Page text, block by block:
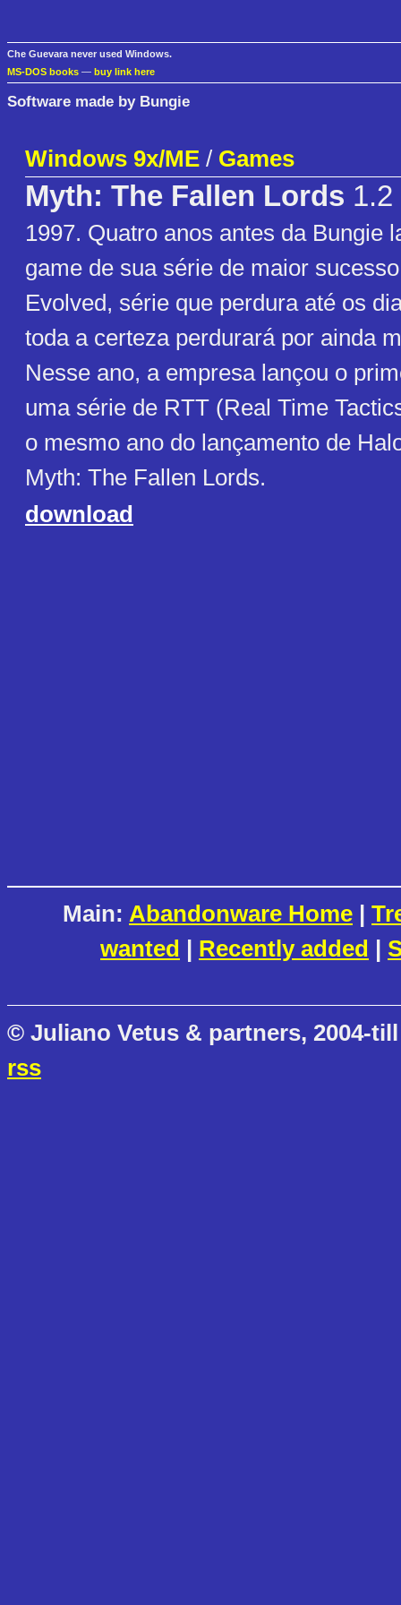
Che Guevara never used Windows.
MS-DOS books — buy link here
Software made by Bungie
Windows 9x/ME / Games
Myth: The Fallen Lords 1.2
1997. Quatro anos antes da Bungie
game de sua série de maior
Evolved, série que perdura até os
toda a certeza perdurará por ainda
Nesse ano, a empresa lançou o
uma série de RTT (Real Time
o mesmo ano do lançamento de
Myth: The Fallen Lords.
download
Main: Abandonware Home |
wanted | Recently added |
© Juliano Vetus & partners, 2004-
rss